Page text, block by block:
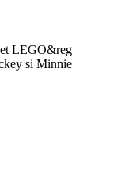
LEGO&reg
si Minnie